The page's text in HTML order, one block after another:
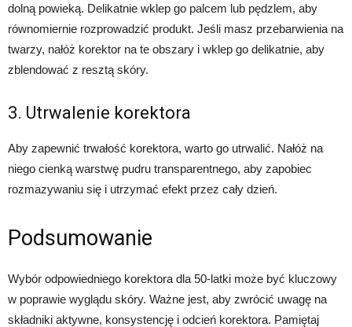
dolną powieką. Delikatnie wklep go palcem lub pędzlem, aby
równomiernie rozprowadzić produkt. Jeśli masz przebarwienia na
twarzy, nałóż korektor na te obszary i wklep go delikatnie, aby
zblendować z resztą skóry.
3. Utrwalenie korektora
Aby zapewnić trwałość korektora, warto go utrwalić. Nałóż na
niego cienką warstwę pudru transparentnego, aby zapobiec
rozmazywaniu się i utrzymać efekt przez cały dzień.
Podsumowanie
Wybór odpowiedniego korektora dla 50-latki może być kluczowy
w poprawie wyglądu skóry. Ważne jest, aby zwrócić uwagę na
składniki aktywne, konsystencję i odcień korektora. Pamiętaj